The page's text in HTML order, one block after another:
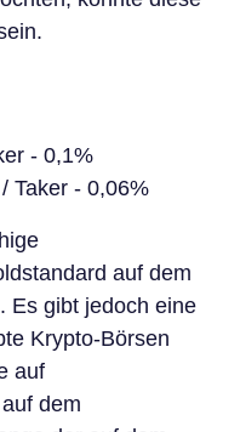
- 0,1%
Taker - 0,06%
auf dem
Es gibt jedoch eine
Krypto-Börsen
auf
dem